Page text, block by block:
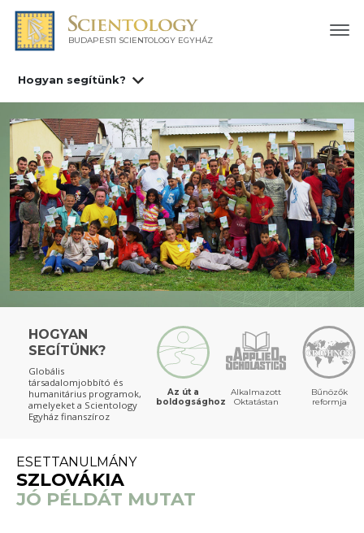
BUDAPESTI SCIENTOLOGY EGYHÁZ
Hogyan segítünk?
HOGYAN
SEGÍTÜNK?
Globális
társadalomjobbító és
humanitárius programok,
amelyeket a Scientology
Egyház finanszíroz
Az út a
boldogsághoz
Alkalmazott
Oktatástan
Bűnözők
reformja
ESETTANULMÁNY
SZLOVÁKIA
JÓ PÉLDÁT MUTAT